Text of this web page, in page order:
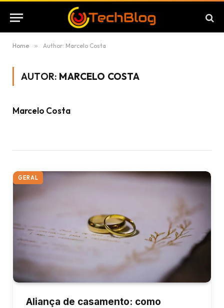
Home » Author: Marcelo Costa
AUTOR: MARCELO COSTA
Marcelo Costa
GERAL
Aliança de casamento: como